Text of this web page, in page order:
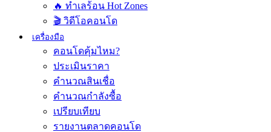
🔥 ทำเลร้อน Hot Zones
🎬 วิดีโอคอนโด
เครื่องมือ
คอนโดคุ้มไหม?
ประเมินราคา
คำนวณสินเชื่อ
คำนวณกำลังซื้อ
เปรียบเทียบ
รายงานตลาดคอนโด